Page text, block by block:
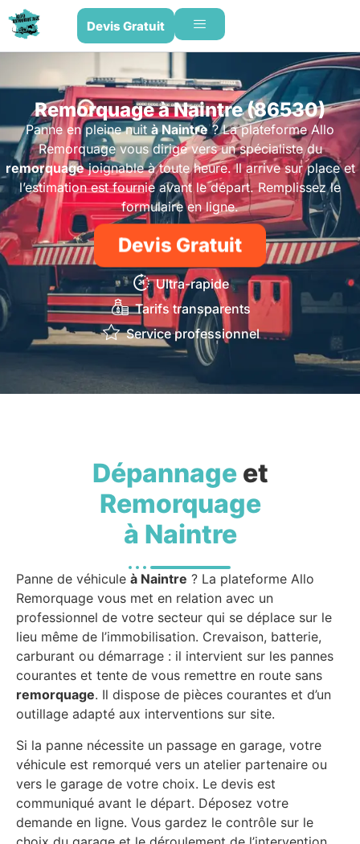
Devis Gratuit
Remorquage à Naintre (86530)
Panne en pleine nuit à Naintre? La plateforme Allo
Remorquage vous dirige vers un spécialiste du
remorquagejoignable à toute heure. Il arrive sur place et
l’estimation est fournie avant le départ. Remplissez le
formulaire en ligne.
Devis Gratuit
Ultra-rapide
Tarifs transparents
Service professionnel
Dépannageet
Remorquage
à Naintre
Panne de véhicule à Naintre ? La plateforme Allo
Remorquage vous met en relation avec un
professionnel de votre secteur qui se déplace sur le
lieu même de l’immobilisation. Crevaison, batterie,
carburant ou démarrage : il intervient sur les pannes
courantes et tente de vous remettre en route sans
remorquage. Il dispose de pièces courantes et d’un
outillage adapté aux interventions sur site.
Si la panne nécessite un passage en garage, votre
véhicule est remorqué vers un atelier partenaire ou
vers le garage de votre choix. Le devis est
communiqué avant le départ. Déposez votre
demande en ligne. Vous gardez le contrôle sur le